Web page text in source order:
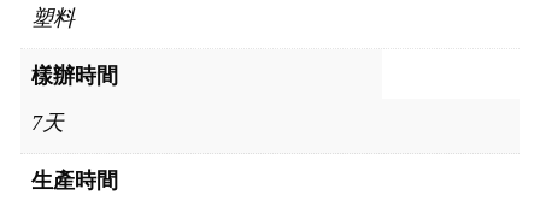
塑料
樣辦時間
7天
生產時間